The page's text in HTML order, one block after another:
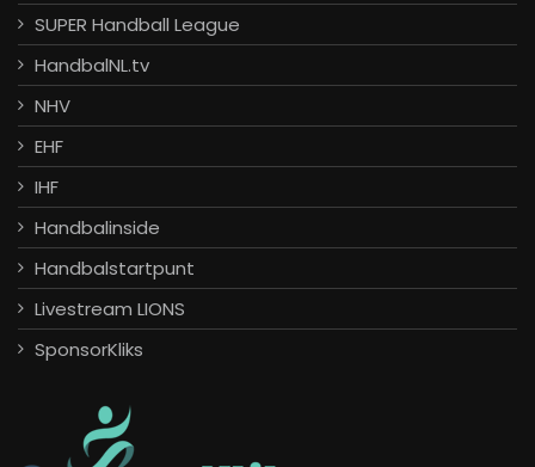
SUPER Handball League
HandbalNL.tv
NHV
EHF
IHF
Handbalinside
Handbalstartpunt
Livestream LIONS
SponsorKliks